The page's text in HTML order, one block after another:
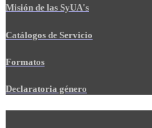
Misión de las SyUA's
Catálogos de Servicio
Formatos
Declaratoria género